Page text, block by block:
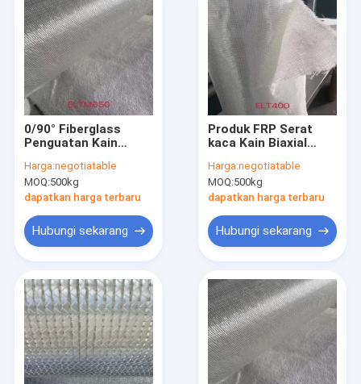
Produk
Tentang kami
Tur Pabrik
0/90° Fiberglass
Penguatan Kain
Lapisan Untaian Diiris
200g
Harga:negotiatable
MOQ:500kg
dapatkan harga terbaru
Hubungi sekarang
Produk FRP Serat
kaca Kain Biaxial
0/90° Lebar 1270mm
Harga:negotiatable
MOQ:500kg
dapatkan harga terbaru
Hubungi sekarang